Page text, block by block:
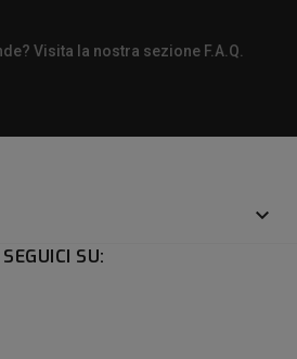
Visita la nostra sezione F.A.Q.

SEGUICI SU: